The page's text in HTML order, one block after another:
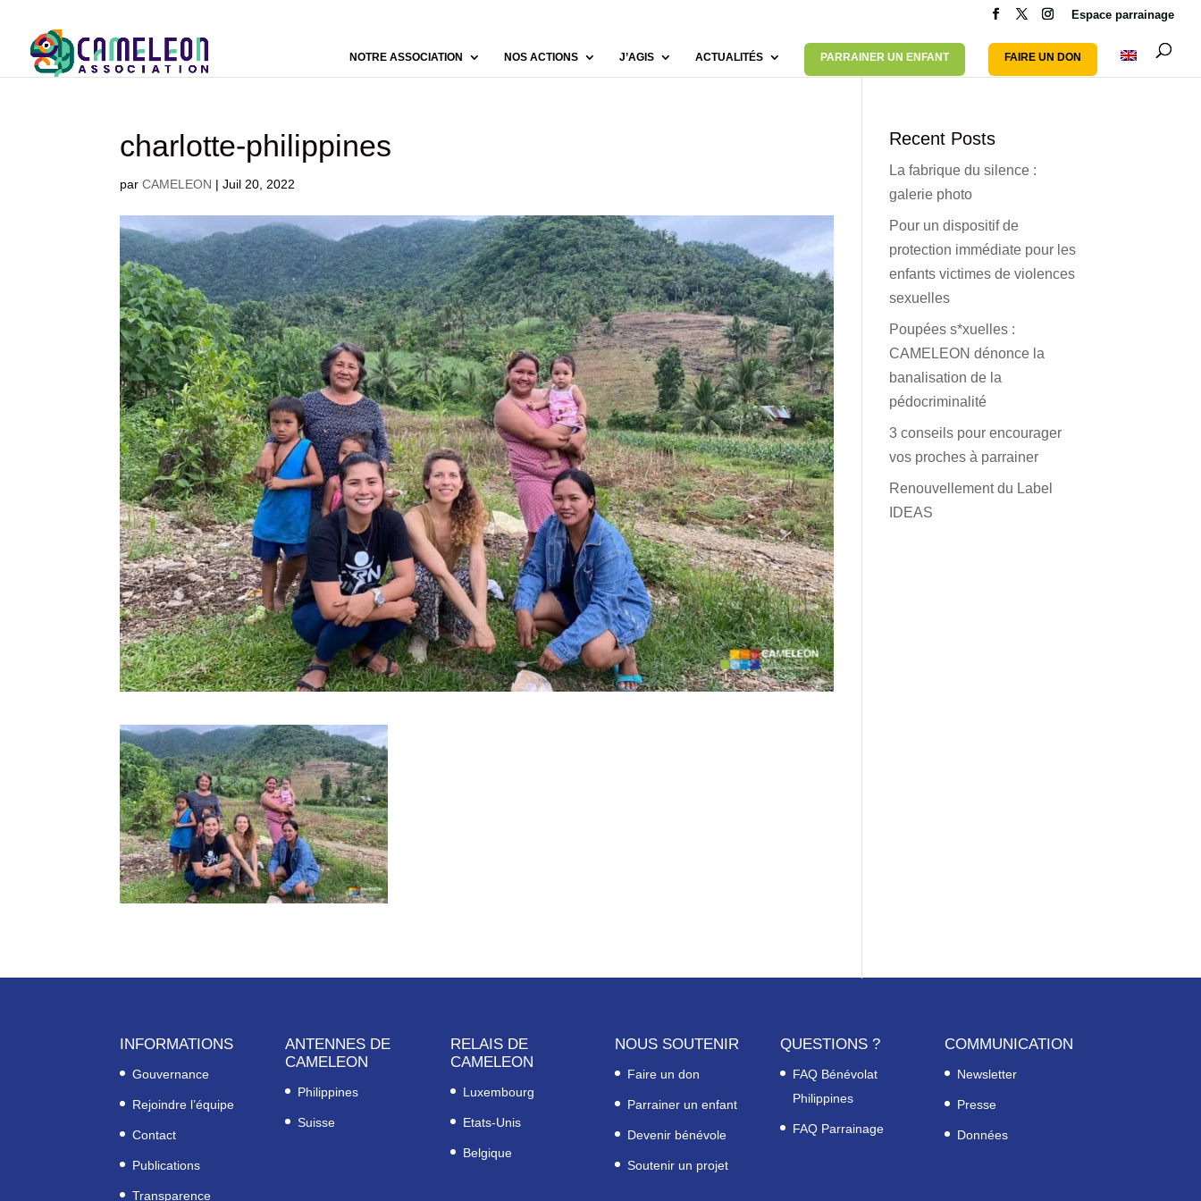
Espace parrainage
NOTRE ASSOCIATION NOS ACTIONS J’AGIS ACTUALITÉS PARRAINER UN ENFANT FAIRE UN DON
charlotte-philippines
parCAMELEON |Juil 20, 2022
Recent Posts
La fabrique du silence :
galerie photo
Pour un dispositif de
protection immédiate pour les
enfants victimes de violences
sexuelles
Poupées s*xuelles :
CAMELEON dénonce la
banalisation de la
pédocriminalité
3 conseils pour encourager
vos proches à parrainer
Renouvellement du Label
IDEAS
INFORMATIONS
Gouvernance
Rejoindre l’équipe
Contact
Publications
Transparence
ANTENNES DE
CAMELEON
Philippines
Suisse
RELAIS DE
CAMELEON
Luxembourg
Etats-Unis
Belgique
NOUS SOUTENIR
Faire un don
Parrainer un enfant
Devenir bénévole
Soutenir un projet
QUESTIONS ?
FAQ Bénévolat
Philippines
FAQ Parrainage
COMMUNICATION
Newsletter
Presse
Données